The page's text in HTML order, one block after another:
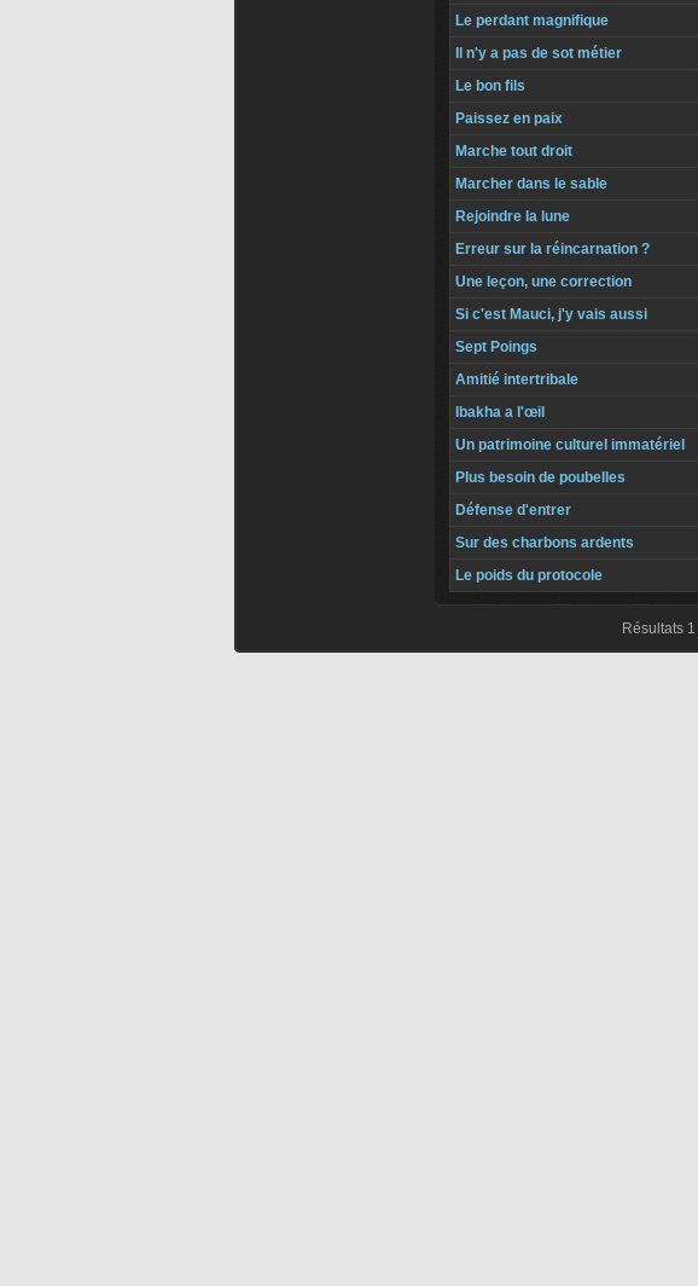
Le perdant magnifique
Il n'y a pas de sot métier
Le bon fils
Paissez en paix
Marche tout droit
Marcher dans le sable
Rejoindre la lune
Erreur sur la réincarnation ?
Une leçon, une correction
Si c'est Mauci, j'y vais aussi
Sept Poings
Amitié intertribale
Ibakha a l'œil
Un patrimoine culturel immatériel
Plus besoin de poubelles
Défense d'entrer
Sur des charbons ardents
Le poids du protocole
Résultats 1